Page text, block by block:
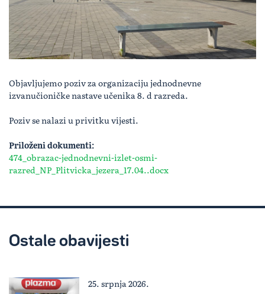
Objavljujemo poziv za organizaciju jednodnevne
izvanučioničke nastave učenika 8. d razreda.
Poziv se nalazi u privitku vijesti.
Priloženi dokumenti:
474_obrazac-jednodnevni-izlet-osmi-
razred_NP_Plitvicka_jezera_17.04..docx
Ostale obavijesti
25. srpnja 2026.